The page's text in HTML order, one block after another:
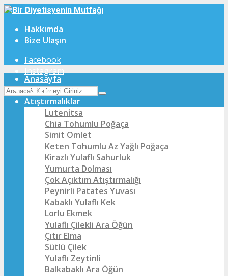
Hakkımda
Bize Ulaşın
Facebook
Instagram
Anasayfa
Tarifler
Atıştırmalıklar
Lutenitsa
Chia Tohumlu Poğaça
Simit Omlet
Keten Tohumlu Az Yağlı Poğaça
Kirazlı Yulaflı Sahurluk
Yumurta Dolması
Çok Açıktım Atıştırmalığı
Peynirli Patates Yuvası
Kabaklı Yulaflı Kek
Lorlu Ekmek
Yulaflı Çilekli Ara Öğün
Çıtır Elma
Sütlü Çilek
Yulaflı Zeytinli
Balkabaklı Ara Öğün